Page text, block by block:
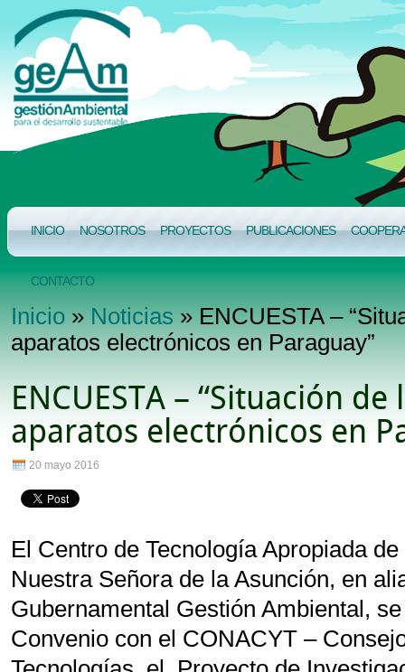
INICIO NOSOTROS PROYECTOS PUBLICACIONES
CONTACTO
Inicio»Noticias» ENCUESTA –
aparatos electrónicos en Paraguay”
ENCUESTA – “Situación
aparatos electrónicos en
20 mayo 2016
El Centro de Tecnología Apropiada
Nuestra Señora de la Asunción, en
Gubernamental Gestión Ambiental,
Convenio con el CONACYT –